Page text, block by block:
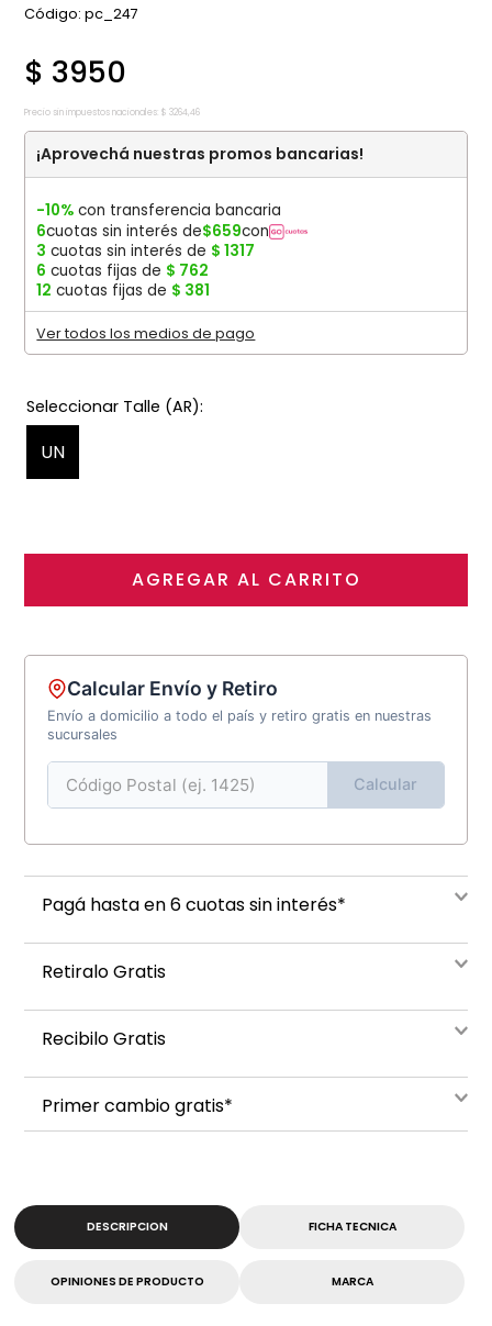
:pc_247
$ 3950
Precio sin impuestos nacionales: $ 3264,46
¡Aprovechá nuestras promos bancarias!
-10% con transferencia bancaria
6cuotas sin interés de$659con
3 cuotas sin interés de $ 1317
6 cuotas fijas de $ 762
12 cuotas fijas de $ 381
Ver todos los medios de pago
UN
AGREGAR AL CARRITO
Calcular Envío y Retiro
Envío a domicilio a todo el país y retiro gratis en nuestras
sucursales
Calcular
Pagá hasta en 6 cuotas sin interés*
Retiralo Gratis
Recibilo Gratis
Primer cambio gratis*
DESCRIPCION FICHA TECNICA
OPINIONES DE PRODUCTO MARCA